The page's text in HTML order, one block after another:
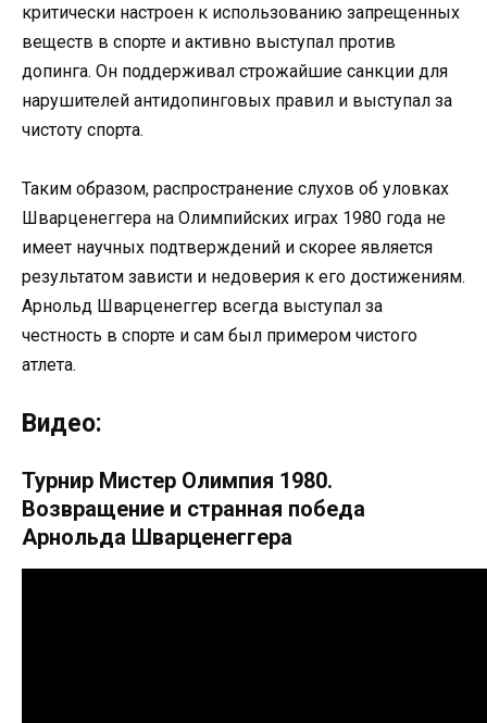
критически настроен к использованию запрещенных
веществ в спорте и активно выступал против
допинга. Он поддерживал строжайшие санкции для
нарушителей антидопинговых правил и выступал за
чистоту спорта.
Таким образом, распространение слухов об уловках
Шварценеггера на Олимпийских играх 1980 года не
имеет научных подтверждений и скорее является
результатом зависти и недоверия к его достижениям.
Арнольд Шварценеггер всегда выступал за
честность в спорте и сам был примером чистого
атлета.
Видео:
Турнир Мистер Олимпия 1980.
Возвращение и странная победа
Арнольда Шварценеггера